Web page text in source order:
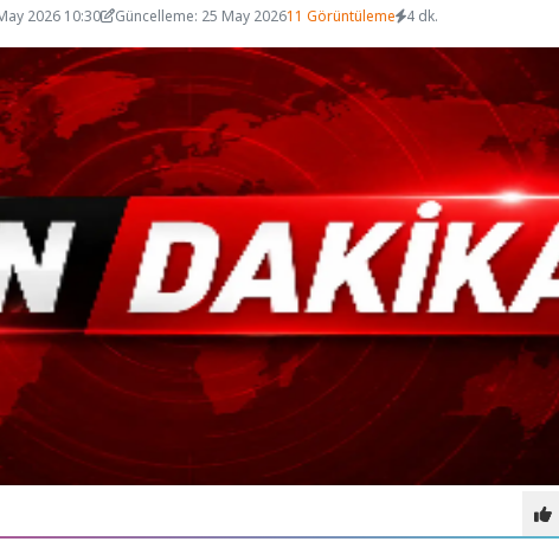
2026 10:30 Güncelleme: 25 May 202611 Görüntüleme 4 dk.